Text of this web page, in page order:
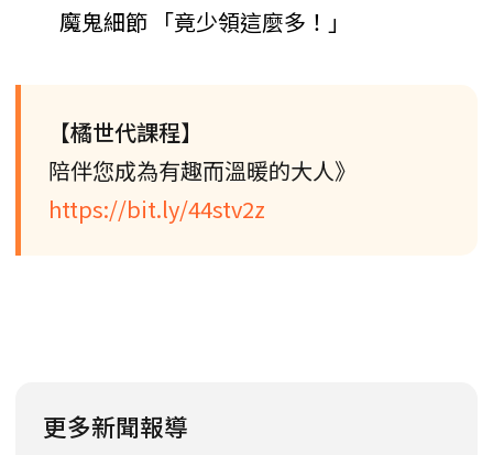
魔鬼細節 「竟少領這麼多！」
【橘世代課程】
陪伴您成為有趣而溫暖的大人》
https://bit.ly/44stv2z
更多新聞報導